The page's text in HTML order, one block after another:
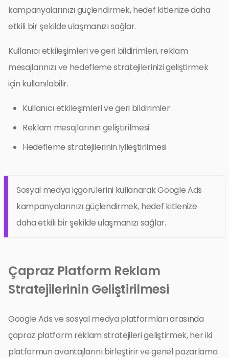
kampanyalarınızı güçlendirmek, hedef kitlenize daha
etkili bir şekilde ulaşmanızı sağlar.
Kullanıcı etkileşimleri ve geri bildirimleri, reklam
mesajlarınızı ve hedefleme stratejilerinizi geliştirmek
için kullanılabilir.
Kullanıcı etkileşimleri ve geri bildirimler
Reklam mesajlarının geliştirilmesi
Hedefleme stratejilerinin iyileştirilmesi
Sosyal medya içgörülerini kullanarak Google Ads
kampanyalarınızı güçlendirmek, hedef kitlenize
daha etkili bir şekilde ulaşmanızı sağlar.
Çapraz Platform Reklam
Stratejilerinin Geliştirilmesi
Google Ads ve sosyal medya platformları arasında
çapraz platform reklam stratejileri geliştirmek, her iki
platformun avantajlarını birleştirir ve genel pazarlama